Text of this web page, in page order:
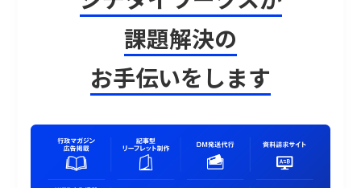
課題解決の
お手伝いをします